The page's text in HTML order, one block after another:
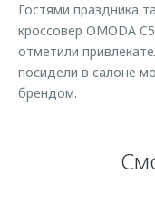
Гостями праздника
кроссовер OMODA
отметили
посидели в салоне
брендом.